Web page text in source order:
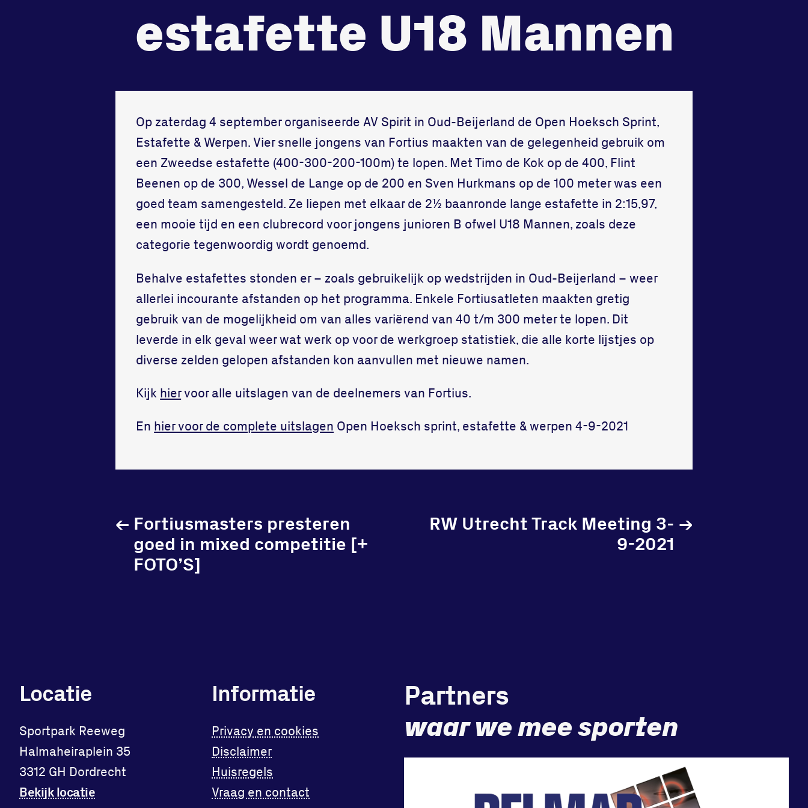
Running Fitness
Bekijk locatie
Vraag en contact
estafette U18 Mannen
Op zaterdag 4 september organiseerde AV Spirit in Oud-Beijerland de Open Hoeksch Sprint,
Estafette & Werpen. Vier snelle jongens van Fortius maakten van de gelegenheid gebruik om
een Zweedse estafette (400-300-200-100m) te lopen. Met Timo de Kok op de 400, Flint
Beenen op de 300, Wessel de Lange op de 200 en Sven Hurkmans op de 100 meter was een
goed team samengesteld. Ze liepen met elkaar de 2½ baanronde lange estafette in 2:15,97,
een mooie tijd en een clubrecord voor jongens junioren B ofwel U18 Mannen, zoals deze
categorie tegenwoordig wordt genoemd.
Behalve estafettes stonden er – zoals gebruikelijk op wedstrijden in Oud-Beijerland – weer
allerlei incourante afstanden op het programma. Enkele Fortiusatleten maakten gretig
gebruik van de mogelijkheid om van alles variërend van 40 t/m 300 meter te lopen. Dit
leverde in elk geval weer wat werk op voor de werkgroep statistiek, die alle korte lijstjes op
diverse zelden gelopen afstanden kon aanvullen met nieuwe namen.
Kijk hiervoor alle uitslagen van de deelnemers van Fortius.
En hier voor de complete uitslagen Open Hoeksch sprint, estafette & werpen 4-9-2021
Fortiusmasters presteren
goed in mixed competitie [+
FOTO’S]
←
RW Utrecht Track Meeting 3-
9-2021
→
Locatie
Sportpark Reeweg
Halmaheiraplein 35
3312 GH Dordrecht
Bekijk locatie
Informatie
Privacy en cookies
Disclaimer
Huisregels
Vraag en contact
Partners
waar we mee sporten